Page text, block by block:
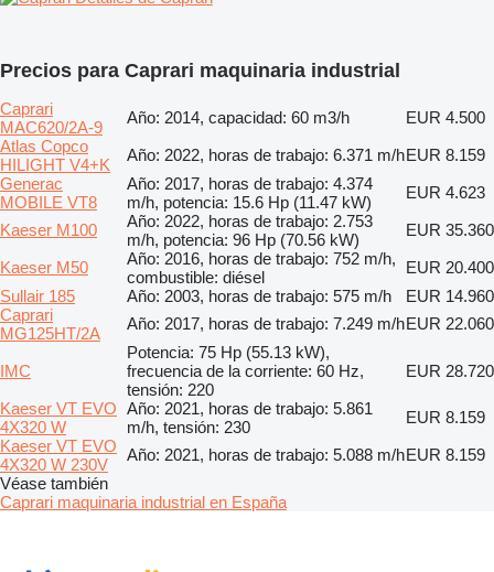
Precios para Caprari maquinaria industrial
Caprari
MAC620/2A-9
Año: 2014, capacidad: 60 m3/h
EUR 4.500
Atlas Copco
HILIGHT V4+K
Año: 2022, horas de trabajo: 6.371 m/hEUR 8.159
Generac
MOBILE VT8
Año: 2017, horas de trabajo: 4.374
m/h, potencia: 15.6 Hp (11.47 kW)
EUR 4.623
Kaeser M100
Año: 2022, horas de trabajo: 2.753
m/h, potencia: 96 Hp (70.56 kW)
EUR 35.360
Kaeser M50
Año: 2016, horas de trabajo: 752 m/h,
combustible: diésel
EUR 20.400
Sullair 185
Año: 2003, horas de trabajo: 575 m/h
EUR 14.960
Caprari
MG125HT/2A
Año: 2017, horas de trabajo: 7.249 m/hEUR 22.060
IMC
Potencia: 75 Hp (55.13 kW),
frecuencia de la corriente: 60 Hz,
tensión: 220
EUR 28.720
Kaeser VT EVO
4X320 W
Año: 2021, horas de trabajo: 5.861
m/h, tensión: 230
EUR 8.159
Kaeser VT EVO
4X320 W 230V
Año: 2021, horas de trabajo: 5.088 m/hEUR 8.159
Véase también
Caprari maquinaria industrial en España